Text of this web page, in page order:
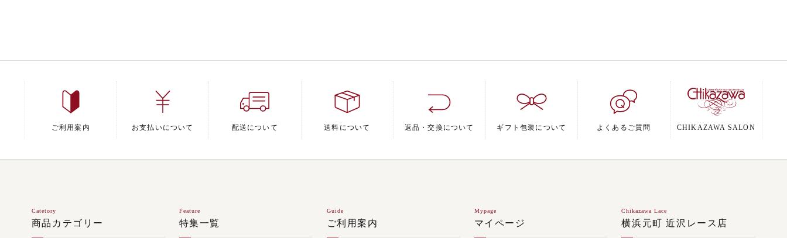
ご利用案内 お支払いについて 配送について 送料について 返品・交換について ギフト包装について よくあるご質問 CHIKAZAWA SALON
Catetory
商品カテゴリー
Feature
特集一覧
Guide
ご利用案内
Mypage
マイページ
Chikazawa Lace
横浜元町 近沢レース店